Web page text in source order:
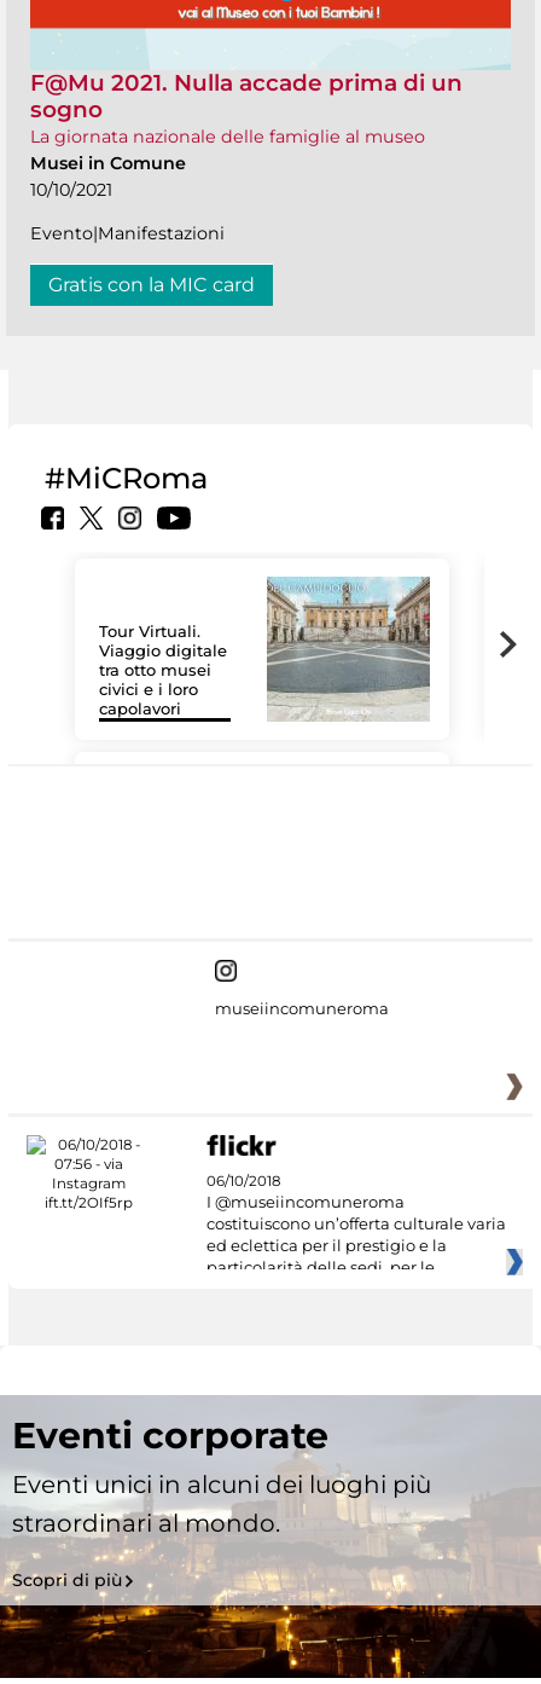
F@Mu 2021. Nulla accade prima di un
sogno
La giornata nazionale delle famiglie al museo
Musei in Comune
10/10/2021
Evento|Manifestazioni
Gratis con la MIC card
#MiCRoma
Tour Virtuali.
Viaggio digitale
tra otto musei
civici e i loro
capolavori
museiincomuneroma
06/10/2018
I @museiincomuneroma
costituiscono un’offerta culturale varia
ed eclettica per il prestigio e la
particolarità delle sedi, per le
Eventi corporate
Eventi unici in alcuni dei luoghi più
straordinari al mondo.
Scopri di più